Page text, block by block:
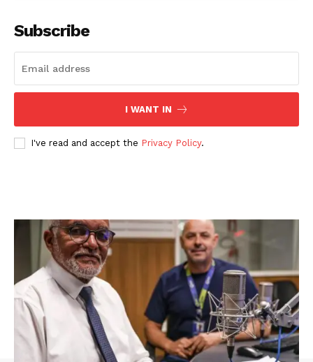
Subscribe
I WANT IN
I've read and accept the Privacy Policy.